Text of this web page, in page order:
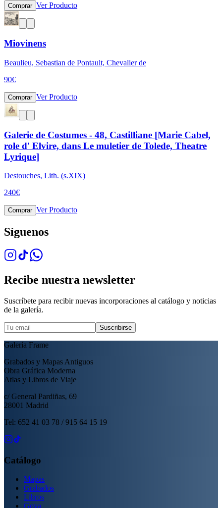
Comprar Ver Producto
Miovinens
Beaulieu, Sebastian de Pontault, Chevalier de
90€
Comprar Ver Producto
Galerie de Costumes - 48, Castilliane [Marie Cabel,
role d' Elvire, dans Le muletier de Tolede, Theatre
Lyrique]
Destouches, Lith. (s.XIX)
240€
Comprar Ver Producto
Síguenos
Recibe nuestra newsletter
Suscríbete para recibir nuevas incorporaciones al catálogo y noticias
de la galería.
Suscribirse
Galería Frame
Grabados y Mapas Antiguos
Obra Gráfica Moderna
Atlas y Libros de Viaje
c/ General Pardiñas, 69
28001 Madrid
Tel: 652 41 03 78 / 915 64 15 19
Catálogo
Mapas
Grabados
Libros
Goya